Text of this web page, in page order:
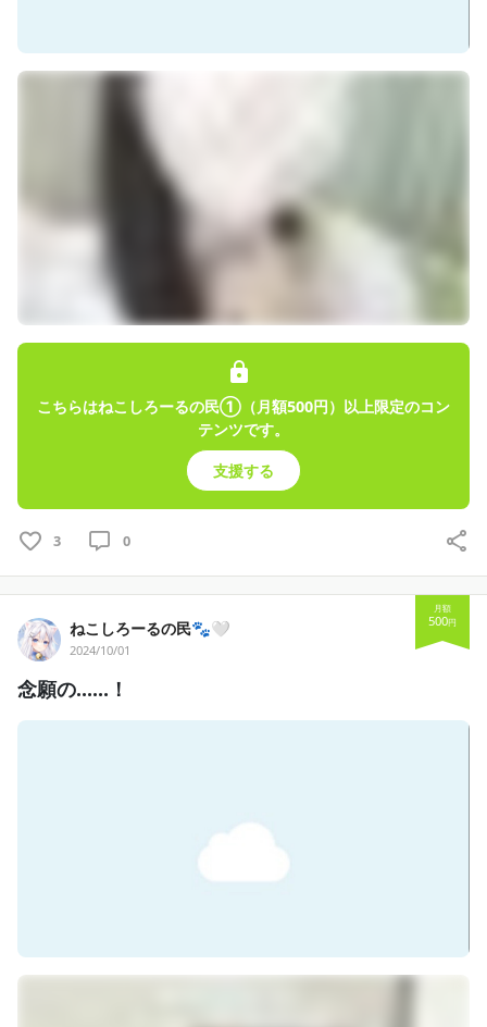
こちらはねこしろーるの民①（月額500円）以上限定のコン
テンツです。
支援する
3 0
ねこしろーるの民🐾🤍
2024/10/01
月額
500円
念願の……！